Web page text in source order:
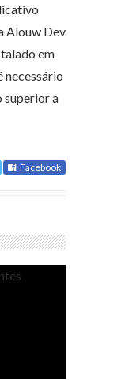
Alouw Dev
em
necessário
superior a
Facebook